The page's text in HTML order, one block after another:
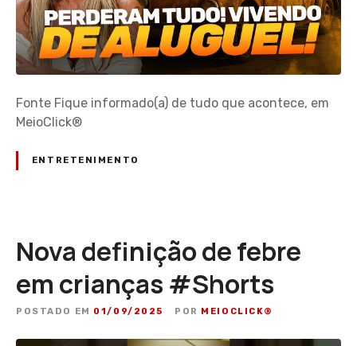
Fonte Fique informado(a) de tudo que acontece, em
MeioClick®
ENTRETENIMENTO
Nova definição de febre
em crianças #Shorts
POSTADO EM 01/09/2025 POR MEIOCLICK®